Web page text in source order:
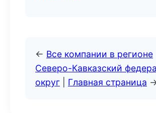
← Все компании в регионе
Северо-Кавказский
округ
Главная страница